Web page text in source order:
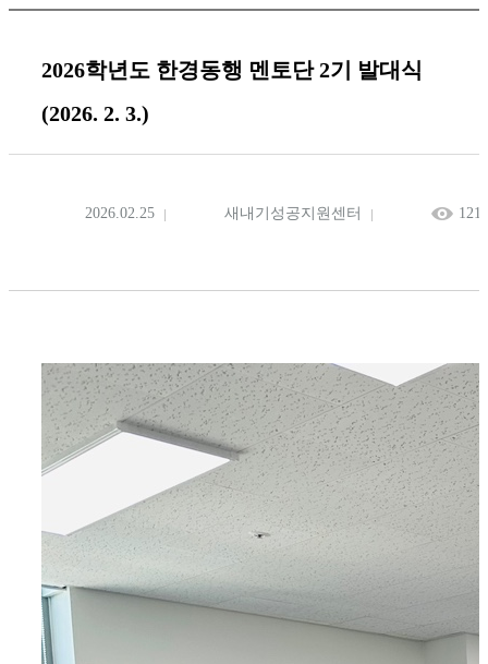
2026학년도 한경동행 멘토단 2기 발대식
(2026. 2. 3.)
2026.02.25 새내기성공지원센터 1211